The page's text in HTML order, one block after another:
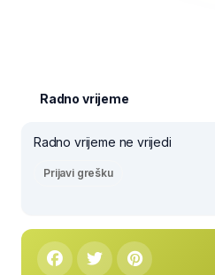
Radno vrijeme
Radno vrijeme ne vrijedi
Prijavi grešku